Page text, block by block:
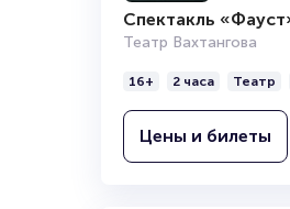
Спектакль
Театр Вахтангова
16+ 2 часа Театр
Цены и билеты